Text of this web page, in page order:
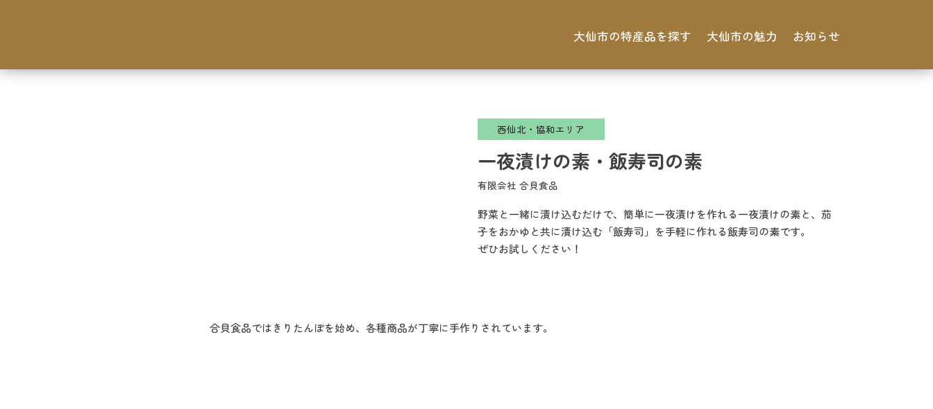
大仙市の特産品を探す 大仙市の魅力 お知らせ
西仙北・協和エリア
一夜漬けの素・飯寿司の素
有限会社 合貝食品
野菜と一緒に漬け込むだけで、簡単に一夜漬けを作れる一夜漬けの素と、茄
子をおかゆと共に漬け込む「飯寿司」を手軽に作れる飯寿司の素です。
ぜひお試しください！
合貝食品ではきりたんぽを始め、各種商品が丁寧に手作りされています。